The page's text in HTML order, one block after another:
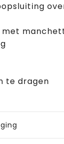
met
te dragen